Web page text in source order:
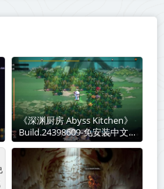
《深渊厨房 Abyss Kitchen》
Build.24398609-免安装中文
版丨中文版网盘下载